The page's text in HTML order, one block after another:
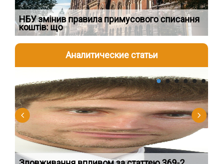
НБУ змінив правила примусового списання
коштів: що
Аналитические статьи
2026-08-04